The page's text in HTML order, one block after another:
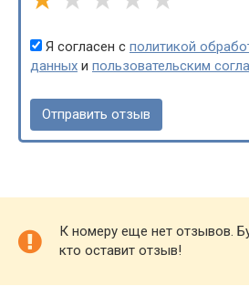
Я согласен с политикой
данных и пользовательским
К номеру еще нет отзывов.
кто оставит отзыв!